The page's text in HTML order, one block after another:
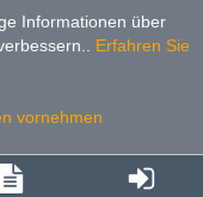
Informationen über
Erfahren Sie
vornehmen